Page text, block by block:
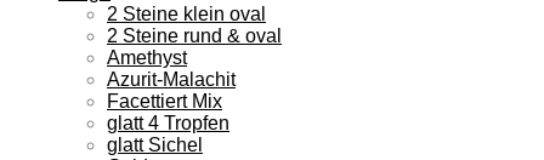
2 Steine klein oval
2 Steine rund & oval
Amethyst
Azurit-Malachit
Facettiert Mix
glatt 4 Tropfen
glatt Sichel